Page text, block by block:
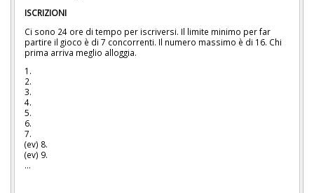
ISCRIZIONI
Ci sono 24 ore di tempo per iscriversi. Il limite minimo per far
partire il gioco è di 7 concorrenti. Il numero massimo è di 16. Chi
prima arriva meglio alloggia.
1.
2.
3.
4.
5.
6.
7.
(ev) 8.
(ev) 9.
...